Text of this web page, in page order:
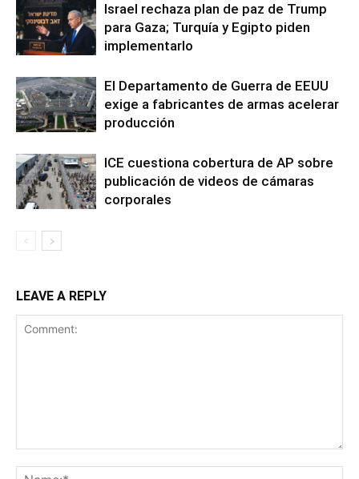
Israel rechaza plan de paz de Trump
para Gaza; Turquía y Egipto piden
implementarlo
El Departamento de Guerra de EEUU
exige a fabricantes de armas acelerar
producción
ICE cuestiona cobertura de AP sobre
publicación de videos de cámaras
corporales
LEAVE A REPLY